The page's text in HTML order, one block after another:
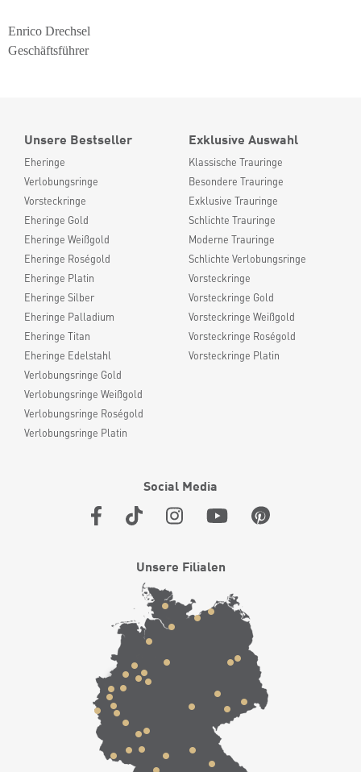
Enrico Drechsel
Geschäftsführer
Unsere Bestseller
Eheringe
Verlobungsringe
Vorsteckringe
Eheringe Gold
Eheringe Weißgold
Eheringe Roségold
Eheringe Platin
Eheringe Silber
Eheringe Palladium
Eheringe Titan
Eheringe Edelstahl
Verlobungsringe Gold
Verlobungsringe Weißgold
Verlobungsringe Roségold
Verlobungsringe Platin
Exklusive Auswahl
Klassische Trauringe
Besondere Trauringe
Exklusive Trauringe
Schlichte Trauringe
Moderne Trauringe
Schlichte Verlobungsringe
Vorsteckringe
Vorsteckringe Gold
Vorsteckringe Weißgold
Vorsteckringe Roségold
Vorsteckringe Platin
Social Media
Unsere Filialen